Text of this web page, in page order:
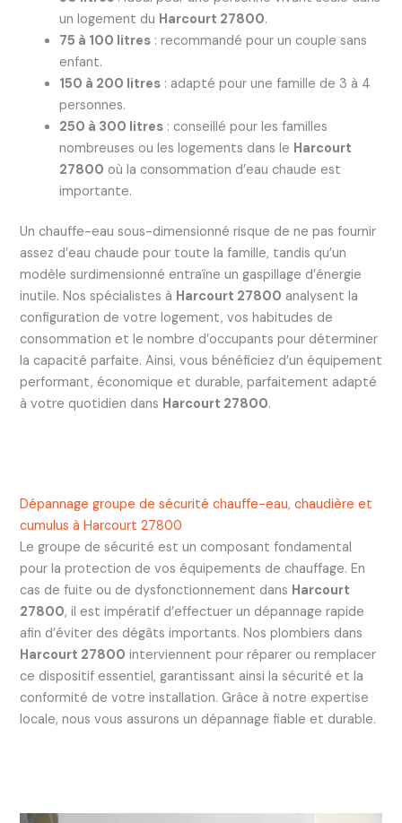
un logement du Harcourt 27800.
75 à 100 litres: recommandé pour un couple sans
enfant.
150 à 200 litres: adapté pour une famille de 3 à 4
personnes.
250 à 300 litres: conseillé pour les familles
nombreuses ou les logements dans le Harcourt
27800 où la consommation d’eau chaude est
importante.
Un chauffe-eau sous-dimensionné risque de ne pas fournir
assez d’eau chaude pour toute la famille, tandis qu’un
modèle surdimensionné entraîne un gaspillage d’énergie
inutile. Nos spécialistes à Harcourt 27800 analysent la
configuration de votre logement, vos habitudes de
consommation et le nombre d’occupants pour déterminer
la capacité parfaite. Ainsi, vous bénéficiez d’un équipement
performant, économique et durable, parfaitement adapté
à votre quotidien dans Harcourt 27800.
Dépannage groupe de sécurité chauffe-eau, chaudière et
cumulus à Harcourt 27800
Le groupe de sécurité est un composant fondamental
pour la protection de vos équipements de chauffage. En
cas de fuite ou de dysfonctionnement dans Harcourt
27800, il est impératif d’effectuer un dépannage rapide
afin d’éviter des dégâts importants. Nos plombiers dans
Harcourt 27800 interviennent pour réparer ou remplacer
ce dispositif essentiel, garantissant ainsi la sécurité et la
conformité de votre installation. Grâce à notre expertise
locale, nous vous assurons un dépannage fiable et durable.